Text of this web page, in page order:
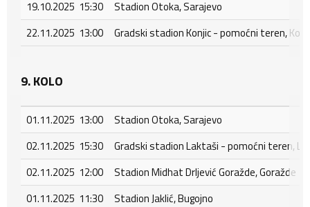
19.10.2025 15:30
Stadion Otoka, Sarajevo
22.11.2025 13:00
Gradski stadion Konjic - pomoćni teren,
9. KOLO
01.11.2025 13:00
Stadion Otoka, Sarajevo
02.11.2025 15:30
Gradski stadion Laktaši - pomoćni teren,
02.11.2025 12:00
Stadion Midhat Drljević Goražde, Goražde
01.11.2025 11:30
Stadion Jaklić, Bugojno